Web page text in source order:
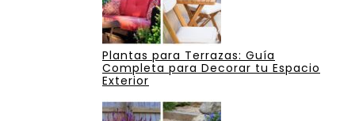
Plantas para Terrazas: Guía
Completa para Decorar tu Espacio
Exterior